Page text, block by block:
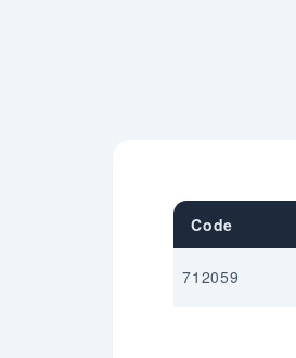
Code
712059